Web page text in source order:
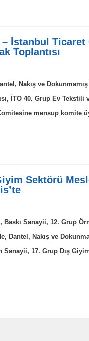
İstanbul Ticaret
Toplantısı
Nakış ve
İTO 40. Grup Ev Tekstili
mensup komite
Sektörü
Baskı Sanayii, 12. Grup
Dantel, Nakış ve
Sanayii, 17. Grup Dış